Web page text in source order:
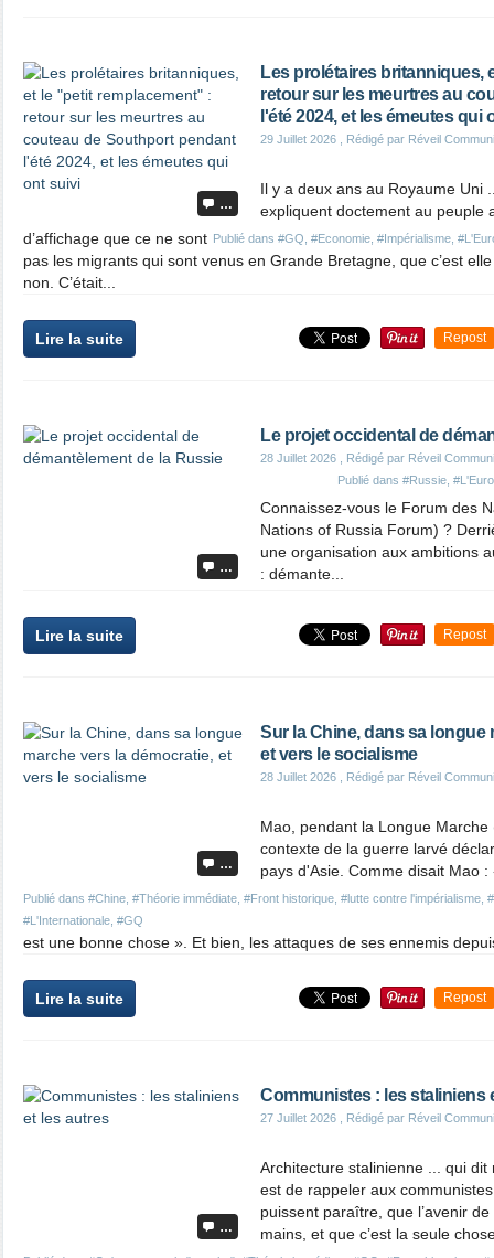
…
Les prolétaires britanniques,
retour sur les meurtres au
l'été 2024, et les émeutes qui
29 Juillet 2026 , Rédigé par Réveil
Publié dans #GQ #Economie #Impérialisme
Il y a deux ans au Royaume Uni
expliquent doctement au peuple
d’affichage que ce ne sont
pas les migrants qui sont venus en Grande Bretagne, que c’est
non. C’était...
Lire la suite Repost
…
Le projet occidental de
28 Juillet 2026 , Rédigé par Réveil
Publié dans #Russie
Connaissez-vous le Forum des
Nations of Russia Forum) ?
une organisation aux ambitions
: démante...
Lire la suite Repost
…
Sur la Chine, dans sa longue
et vers le socialisme
28 Juillet 2026 , Rédigé par Réveil
Publié dans #Chine #Théorie immédiate #Front historique #lutte contre l'impérialisme
#L'Internationale #GQ
Mao, pendant la Longue Marche
contexte de la guerre larvé
pays d'Asie. Comme disait Mao
est une bonne chose ». Et bien, les attaques de ses ennemis
Lire la suite Repost
…
Communistes : les staliniens
27 Juillet 2026 , Rédigé par Réveil
Architecture stalinienne ... qui dit
est de rappeler aux
puissent paraître, que l’avenir
mains, et que c’est la seule